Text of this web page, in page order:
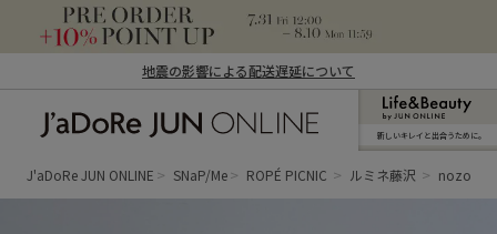
地震の影響による配送遅延について
ン オンライン）
新しいキレイと出合うために。
J'aDoRe JUN ONLINE SNaP/Me ROPÉ PICNIC ルミネ藤沢 nozomi